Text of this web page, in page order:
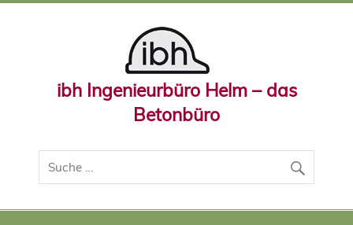
ibh Ingenieurbüro Helm – das
Betonbüro